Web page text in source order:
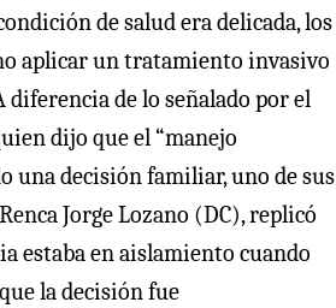
de salud era delicada, los
aplicar un tratamiento invasivo
de lo señalado por el
dijo que el “manejo
una decisión familiar, uno de sus
Jorge Lozano (DC), replicó
estaba en aislamiento cuando
la decisión fue